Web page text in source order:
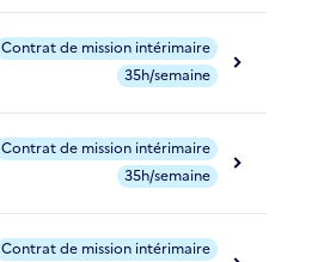
Contrat de mission intérimaire
35h/semaine
Contrat de mission intérimaire
35h/semaine
Contrat de mission intérimaire